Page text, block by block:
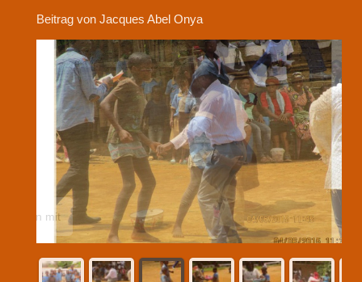
Beitrag von Jacques Abel Onya
Auch die Kleinen tanzen mit